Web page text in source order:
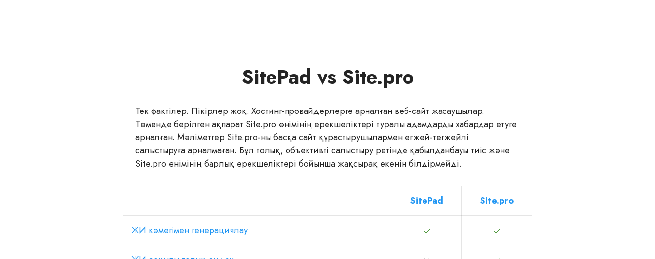
SitePad vs Site.pro
Тек фактілер. Пікірлер жоқ. Хостинг-провайдерлерге арналған веб-сайт жасаушылар.
Төменде берілген ақпарат Site.pro өнімінің ерекшеліктері туралы адамдарды хабардар етуге
арналған. Мәліметтер Site.pro-ны басқа сайт құрастырушылармен егжей-тегжейлі
салыстыруға арналмаған. Бұл толық, объективті салыстыру ретінде қабылданбауы тиіс және
Site.pro өнімінің барлық ерекшеліктері бойынша жақсырақ екенін білдірмейді.
SitePad Site.pro
ЖИ көмегімен генерациялау